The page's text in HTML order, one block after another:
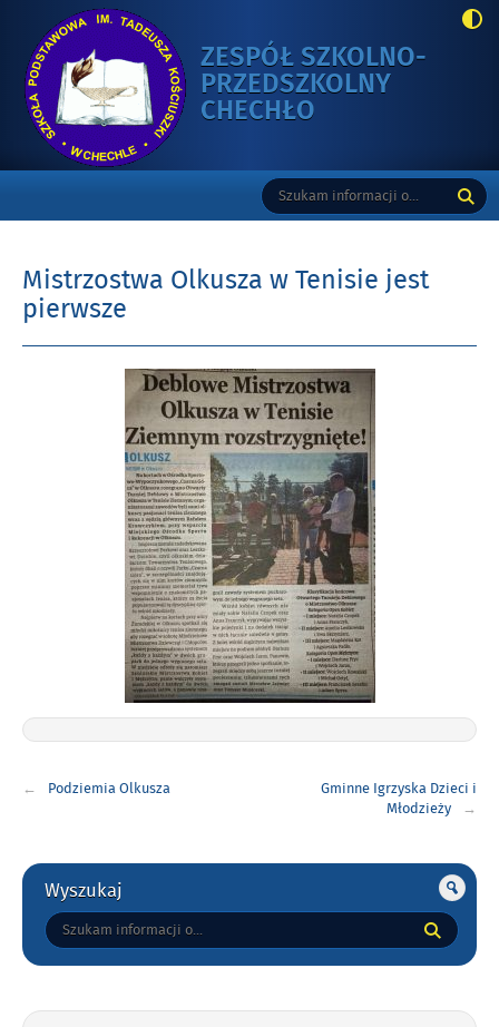
ZESPÓŁ SZKOLNO-
PRZEDSZKOLNY
CHECHŁO
OLKUSZA
W
TENISIE
PIERWSZE
Wyszukiwarka
Tutaj
wpisz
szukaną
Mistrzostwa Olkusza w Tenisie jest
pierwsze
wpisuPodziemia Olkusza
Gminne Igrzyska Dzieci i
Młodzieży
Gorne
Wyszukaj
Tutaj
wpisz